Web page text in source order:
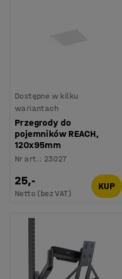
Dostępne w kilku
wariantach
Przegrody do
pojemników REACH,
120x95mm
Nr art. : 23027
25,-
Netto (bez VAT)
KUP